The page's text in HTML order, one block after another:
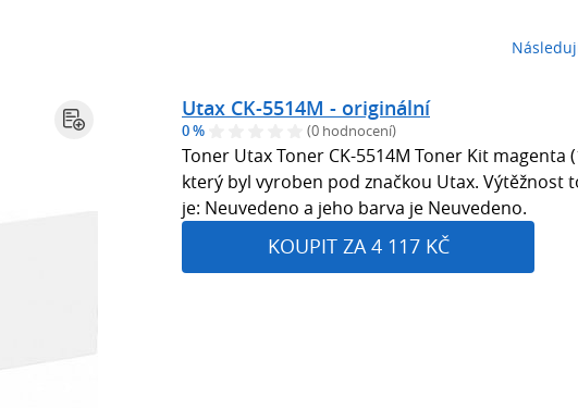
Utax CK-5514M - originální
0 % (0 hodnocení)
Toner Utax Toner CK-5514M Toner Kit magenta
který byl vyroben pod značkou Utax. Výtěžnost
je: Neuvedeno a jeho barva je Neuvedeno.
KOUPIT ZA 4 117 KČ